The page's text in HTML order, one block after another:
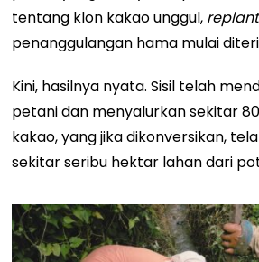
tentang klon kakao unggul,
penanggulangan hama mulai
Kini, hasilnya nyata. Sisil telah
petani dan menyalurkan sekitar
kakao, yang jika dikonversikan,
sekitar seribu hektar lahan dari